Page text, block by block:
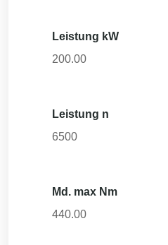
Leistung kW
200.00
Leistung n
6500
Md. max Nm
440.00